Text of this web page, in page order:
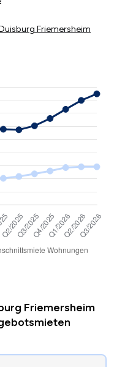
Friemersheim
Friemersheim